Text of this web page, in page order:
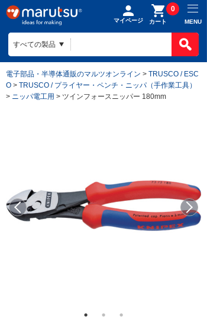
マイページ カート
0
MENU
電子部品・半導体通販のマルツオンライン > TRUSCO / ESC
O > TRUSCO / プライヤー・ペンチ・ニッパ（手作業工具）
> ニッパ電工用 > ツインフォースニッパー 180mm